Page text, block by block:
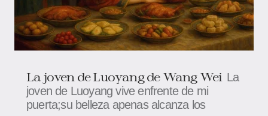
La joven de Luoyang de Wang Wei La
joven de Luoyang vive enfrente de mi
puerta;su belleza apenas alcanza los